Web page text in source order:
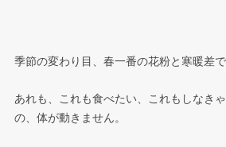
季節の変わり目、春一番の花粉と寒暖差
あれも、これも食べたい、これもしなき
の、体が動きません。